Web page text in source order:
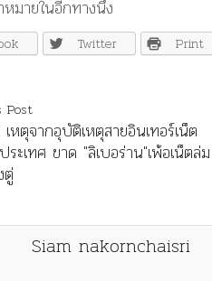
มายในอีกทางนึง
Twitter Print
Post
หตุจากอุบัติเหตุสายอินเทอร์เน็ต
ระเทศ ขาด "ลิเบอร่าน"เพ้อเน็ตล่ม
ตู่
Siam nakornchaisri